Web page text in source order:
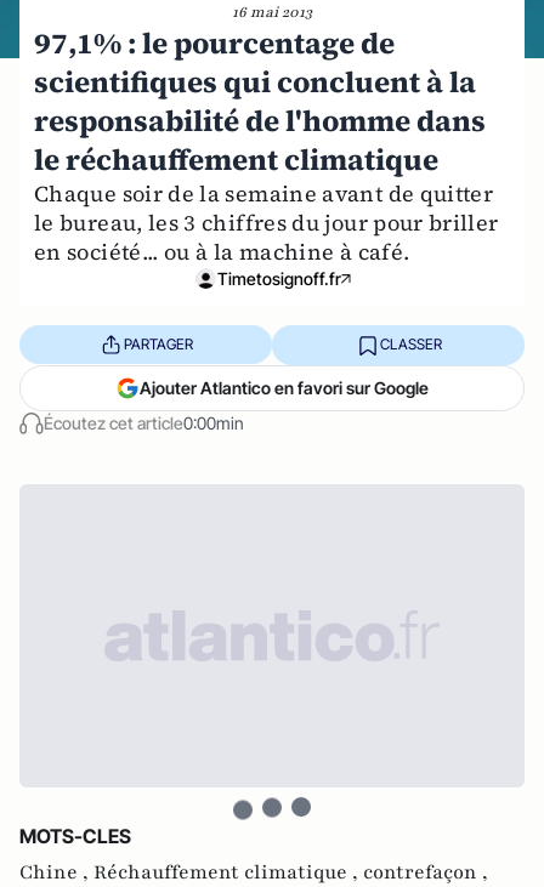
16 mai 2013
97,1% : le pourcentage de
scientifiques qui concluent à la
responsabilité de l'homme dans
le réchauffement climatique
Chaque soir de la semaine avant de quitter
le bureau, les 3 chiffres du jour pour briller
en société... ou à la machine à café.
Timetosignoff.fr
Écoutez cet article0:00min
PARTAGER CLASSER
Ajouter Atlantico en favori sur Google
MOTS-CLES
Chine , Réchauffement climatique , contrefaçon ,